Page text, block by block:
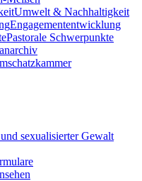
Umwelt & Nachhaltigkeit
Engagemententwicklung
Pastorale Schwerpunkte
sexualisierter Gewalt